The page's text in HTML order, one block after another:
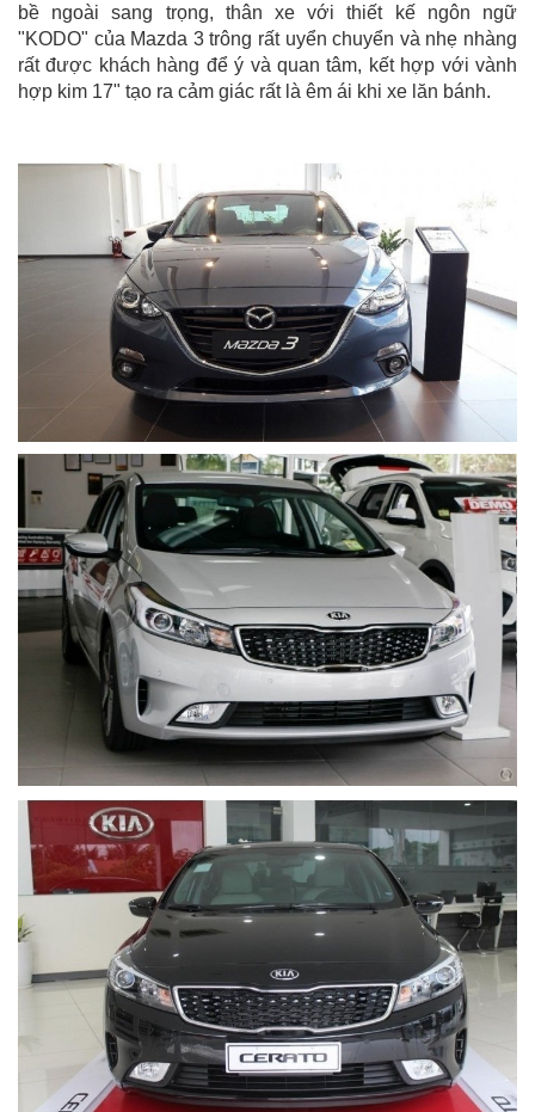
bề ngoài sang trọng, thân xe với thiết kế ngôn ngữ
"KODO" của Mazda 3 trông rất uyển chuyển và nhẹ nhàng
rất được khách hàng để ý và quan tâm, kết hợp với vành
hợp kim 17" tạo ra cảm giác rất là êm ái khi xe lăn bánh.